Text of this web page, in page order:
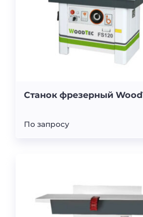
Станок фрезерный
По запросу